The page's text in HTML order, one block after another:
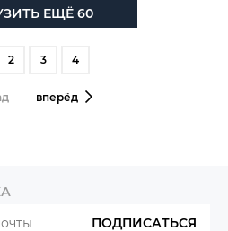
ЕЩЁ 60
2 3 4
вперёд
ПОДПИСАТЬСЯ